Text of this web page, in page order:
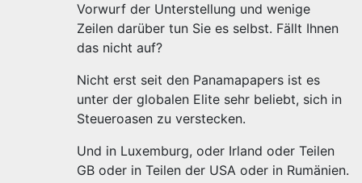
Vorwurf der Unterstellung und wenige
Zeilen darüber tun Sie es selbst. Fällt Ihnen
das nicht auf?
Nicht erst seit den Panamapapers ist es
unter der globalen Elite sehr beliebt, sich in
Steueroasen zu verstecken.
Und in Luxemburg, oder Irland oder Teilen
GB oder in Teilen der USA oder in Rumänien.